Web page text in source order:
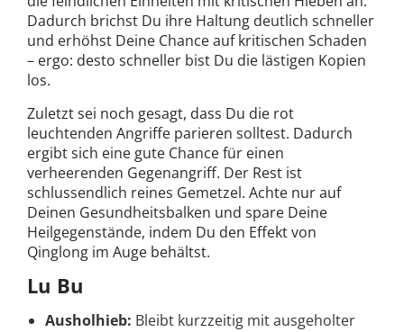
Dadurch brichst Du ihre Haltung deutlich schneller
und erhöhst Deine Chance auf kritischen Schaden
– ergo: desto schneller bist Du die lästigen Kopien
los.
Zuletzt sei noch gesagt, dass Du die rot
leuchtenden Angriffe parieren solltest. Dadurch
ergibt sich eine gute Chance für einen
verheerenden Gegenangriff. Der Rest ist
schlussendlich reines Gemetzel. Achte nur auf
Deinen Gesundheitsbalken und spare Deine
Heilgegenstände, indem Du den Effekt von
Qinglong im Auge behältst.
Lu Bu
Ausholhieb: Bleibt kurzzeitig mit ausgeholter